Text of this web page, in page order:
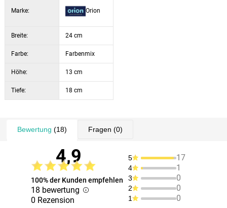
Marke: Orion
Breite: 24 cm
Farbe: Farbenmix
Höhe: 13 cm
Tiefe: 18 cm
Bewertung (18) Fragen (0)
4,9
100% der Kunden empfehlen
18 bewertung
0 Rezension
5 17
4 1
3 0
2 0
1 0